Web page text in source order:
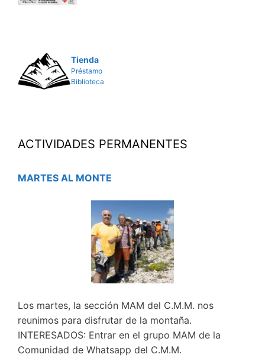
Tienda
Préstamo
Biblioteca
ACTIVIDADES PERMANENTES
MARTES AL MONTE
Los martes, la sección MAM del C.M.M. nos
reunimos para disfrutar de la montaña.
INTERESADOS: Entrar en el grupo MAM de la
Comunidad de Whatsapp del C.M.M.